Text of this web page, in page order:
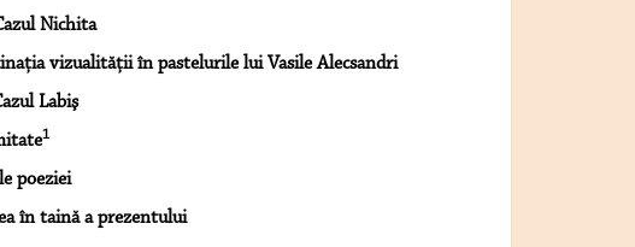
Nichita
vizualităţii în pastelurile lui Vasile Alecsandri
Labiş
1
poeziei
în taină a prezentului